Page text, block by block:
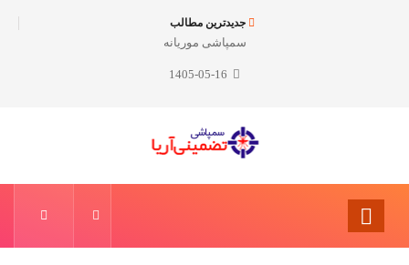
جدیدترین مطالب
سمپاشی موریانه
1405-05-16